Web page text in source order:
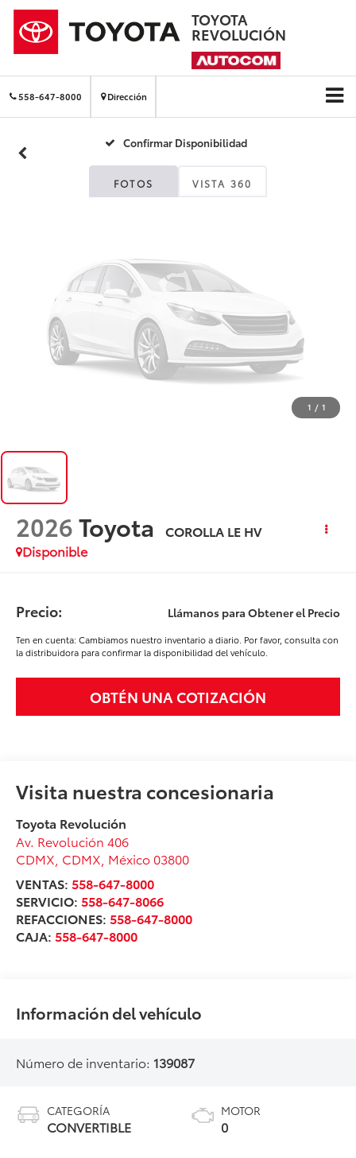
TOYOTA
REVOLUCIÓN
558-647-8000 Dirección
Confirmar Disponibilidad
FOTOS VISTA 360
Fotos No
Disponibles
Por favor, revise luego
1 / 1
2026Toyota
COROLLA LE HV
Disponible
Precio: Llámanos para Obtener el Precio
Ten en cuenta: Cambiamos nuestro inventario a diario. Por favor, consulta con
la distribuidora para confirmar la disponibilidad del vehículo.
OBTÉN UNA COTIZACIÓN
Visita nuestra concesionaria
Toyota Revolución
Av. Revolución 406
CDMX CDMX , México 03800
VENTAS:558-647-8000
SERVICIO:558-647-8066
REFACCIONES:558-647-8000
CAJA:558-647-8000
Información del vehículo
Número de inventario: 139087
CATEGORÍA
CONVERTIBLE
MOTOR
0